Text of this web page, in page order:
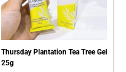
Thursday Plantation Tea Tree Gel
25g